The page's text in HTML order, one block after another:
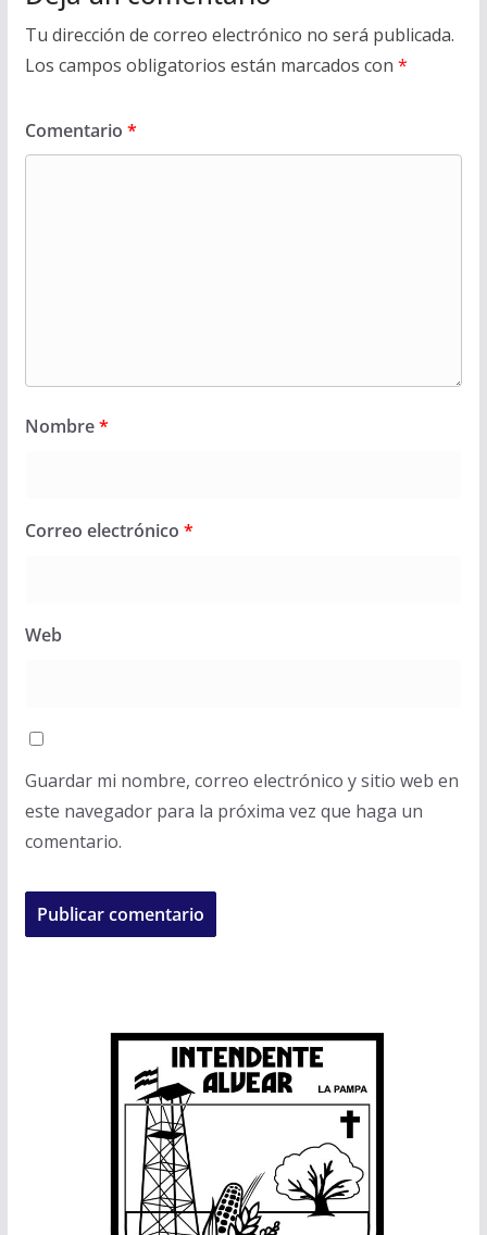
Tu dirección de correo electrónico no será publicada.
Los campos obligatorios están marcados con *
Comentario *
Nombre*
Correo electrónico *
Web
Guardar mi nombre, correo electrónico y sitio web en
este navegador para la próxima vez que haga un
comentario.